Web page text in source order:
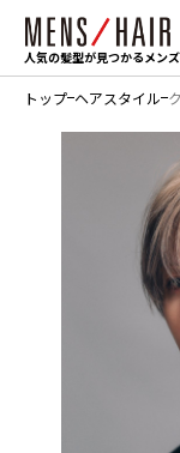
人気の髪型が見つかるメン
トップ ヘアスタイル